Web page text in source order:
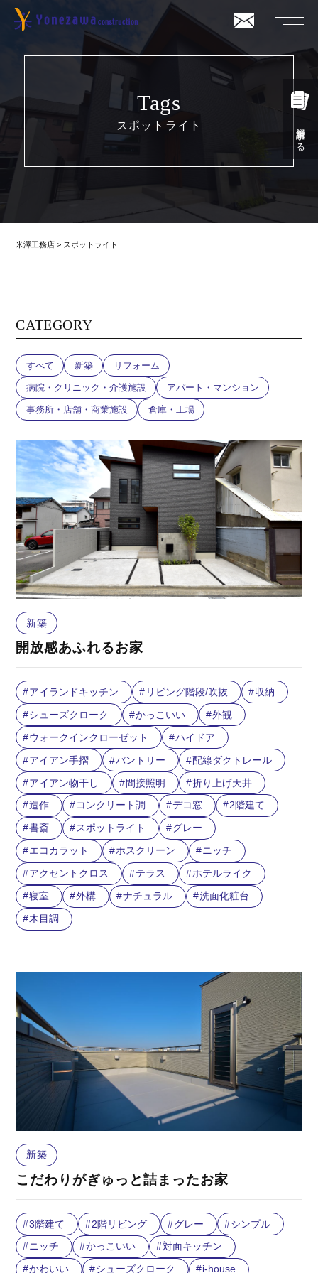
資料請求する
Tags
スポットライト
米澤工務店 > スポットライト
CATEGORY
すべて 新築 リフォーム
病院・クリニック・介護施設 アパート・マンション
事務所・店舗・商業施設 倉庫・工場
新築
開放感あふれるお家
アイランドキッチン リビング階段/吹抜
収納
シューズクローク
かっこいい
外観
ウォークインクローゼット
ハイドア
アイアン手摺
バントリー
配線ダクトレール
アイアン物干し
間接照明
折り上げ天井
造作
コンクリート調 デコ窓
2階建て
書斎
スポットライト
グレー
エコカラット
ホスクリーン
ニッチ
アクセントクロス
テラス
ホテルライク
寝室
外構 ナチュラル
洗面化粧台
木目調
新築
こだわりがぎゅっと詰まったお家
3階建て 2階リビング グレー
シンプル
ニッチ
かっこいい
対面キッチン
かわいい
シューズクローク i-house